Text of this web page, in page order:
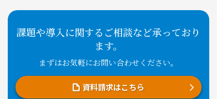
課題や導入に関するご相談など承っており
ます。
まずはお気軽にお問い合わせください。
資料請求はこちら